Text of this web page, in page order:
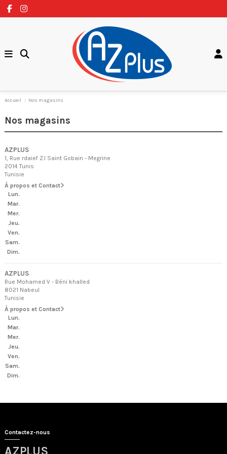
Accueil Nos magasins
Nos magasins
AZPLUS
1, Rue rdaief Z.I Saint Gobain - Megrine
2014 Tunis
Tunisie
À propos et Contact
Lun.
Mar.
Mer.
Jeu.
Ven.
Sam.
Dim.
AZPLUS
Rue Mohamed V - Béni khalled
8021 Nabeul
Tunisie
À propos et Contact
Lun.
Mar.
Mer.
Jeu.
Ven.
Sam.
Dim.
Contactez-nous
AZPLUS